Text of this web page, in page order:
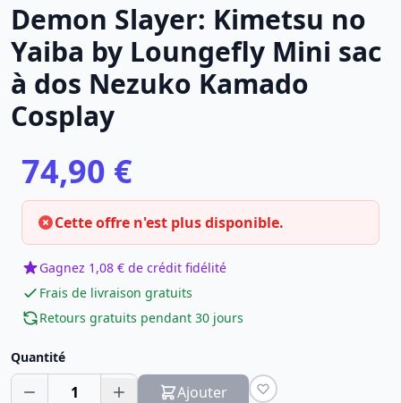
Demon Slayer: Kimetsu no
Yaiba by Loungefly Mini sac
à dos Nezuko Kamado
Cosplay
74,90 €
Cette offre n'est plus disponible.
Gagnez 1,08 € de crédit fidélité
Frais de livraison gratuits
Retours gratuits pendant 30 jours
Quantité
1 Ajouter